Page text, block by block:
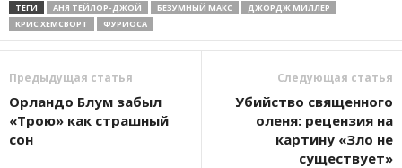
ТЕГИ
АНЯ ТЕЙЛОР-ДЖОЙ БЕЗУМНЫЙ МАКС
ДЖОРДЖ МИЛЛЕР
КРИС ХЕМСВОРТ
ФУРИОСА
Предыдущая статья
Орландо Блум забыл
«Трою» как страшный
сон
Следующая статья
Убийство священного
оленя: рецензия на
картину «Зло не
существует»